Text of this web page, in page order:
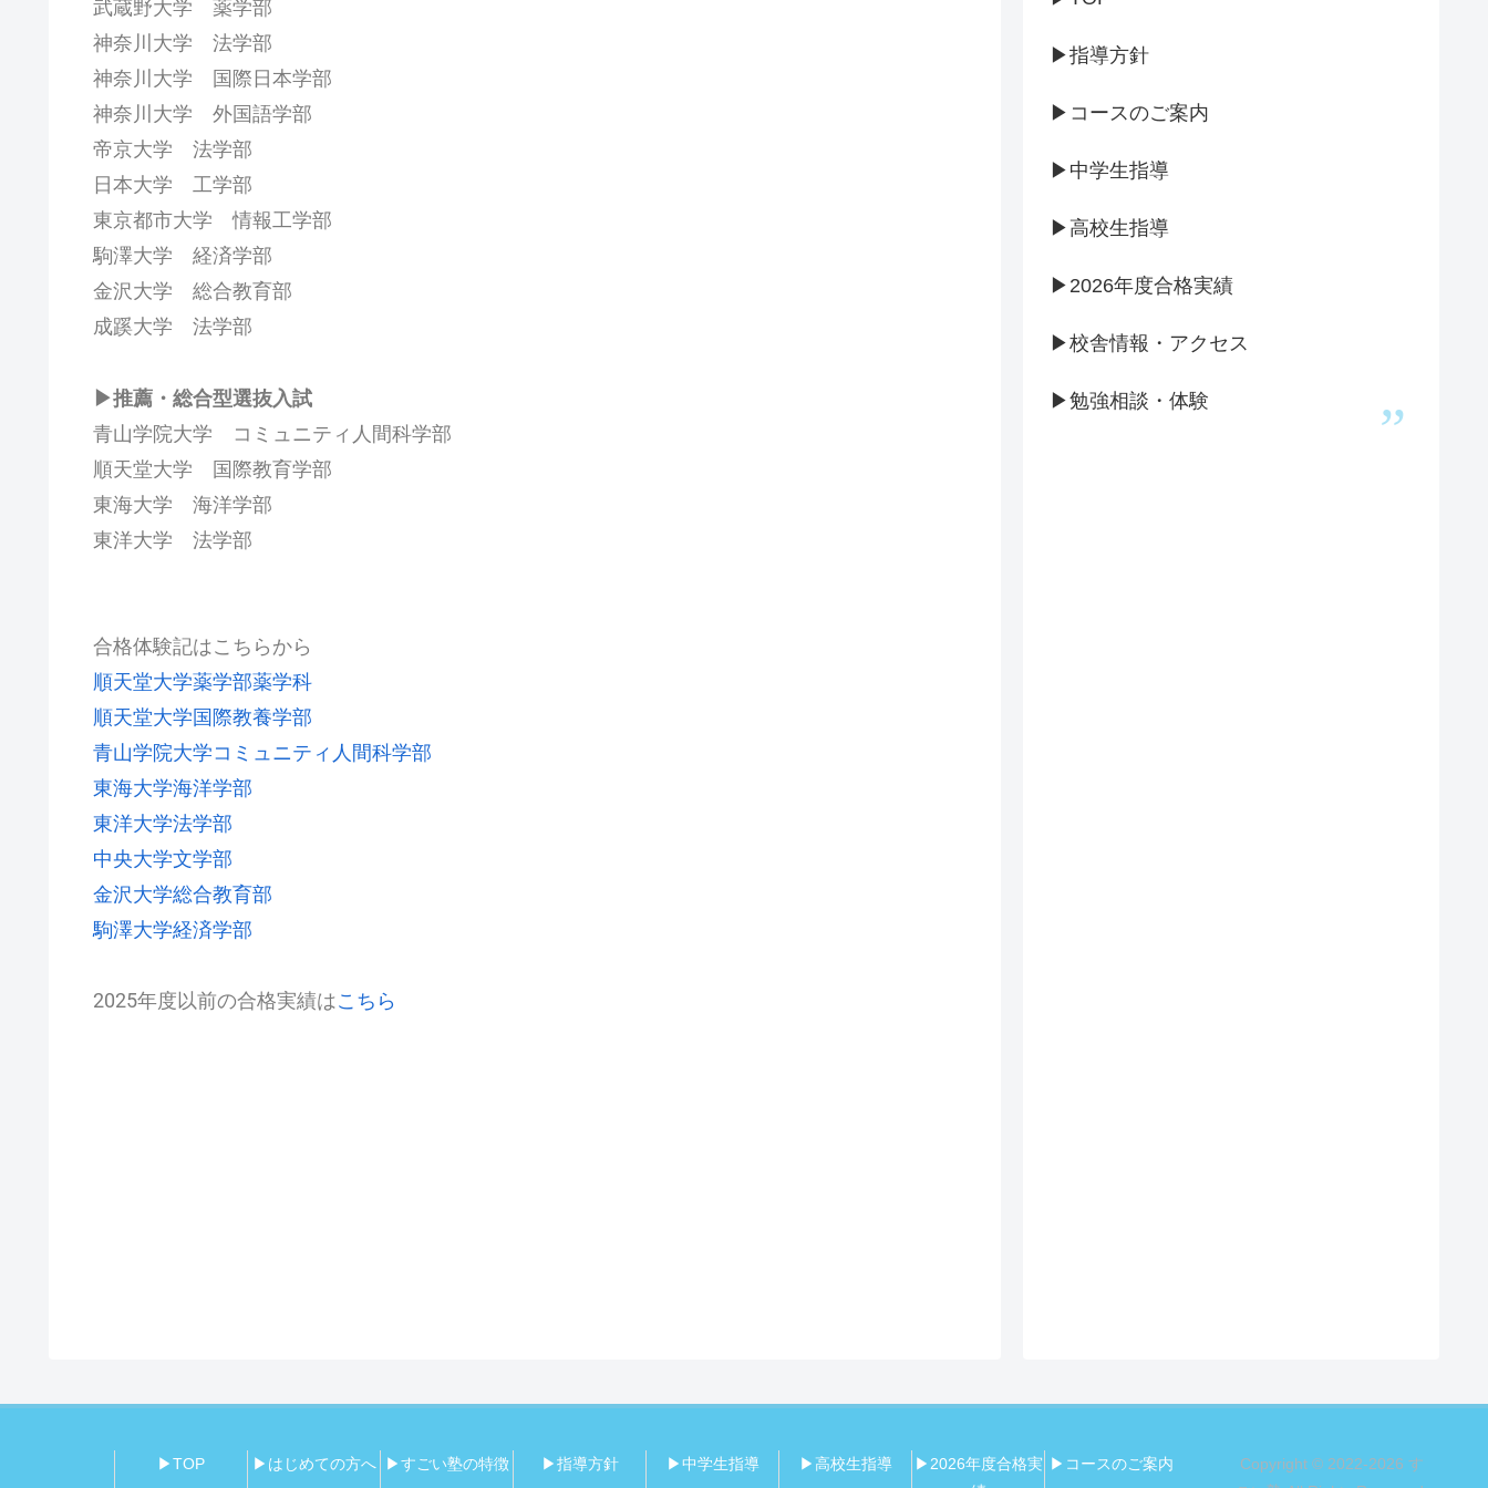
武蔵野大学 薬学部
神奈川大学 法学部
神奈川大学 国際日本学部
神奈川大学 外国語学部
帝京大学 法学部
日本大学 工学部
東京都市大学 情報工学部
駒澤大学 経済学部
金沢大学 総合教育部
成蹊大学 法学部
▶推薦・総合型選抜入試
青山学院大学 コミュニティ人間科学部
順天堂大学 国際教育学部
東海大学 海洋学部
東洋大学 法学部
合格体験記はこちらから
順天堂大学薬学部薬学科
順天堂大学国際教養学部
青山学院大学コミュニティ人間科学部
東海大学海洋学部
東洋大学法学部
中央大学文学部
金沢大学総合教育部
駒澤大学経済学部
2025年度以前の合格実績はこちら
▶指導方針
▶コースのご案内
▶中学生指導
▶高校生指導
▶2026年度合格実績
▶校舎情報・アクセス
▶勉強相談・体験
▶TOP ▶はじめての方へ ▶すごい塾の特徴 ▶指導方針 ▶中学生指導 ▶高校生指導
▶2026年度合格実 ▶コースのご案内
Copyright © 2022-2026 す